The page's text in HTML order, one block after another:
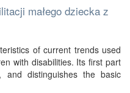
małego dziecka z
of current trends used
with disabilities. Its first part
and distinguishes the basic